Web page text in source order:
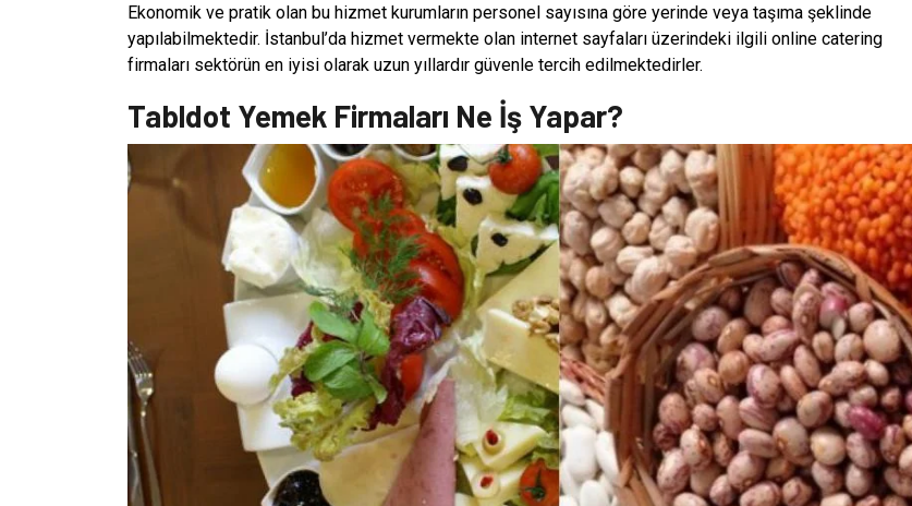
Ekonomik ve pratik olan bu hizmet kurumların personel sayısına göre yerinde veya taşıma şeklinde
yapılabilmektedir. İstanbul’da hizmet vermekte olan internet sayfaları üzerindeki ilgili online catering
firmaları sektörün en iyisi olarak uzun yıllardır güvenle tercih edilmektedirler.
Tabldot Yemek Firmaları Ne İş Yapar?